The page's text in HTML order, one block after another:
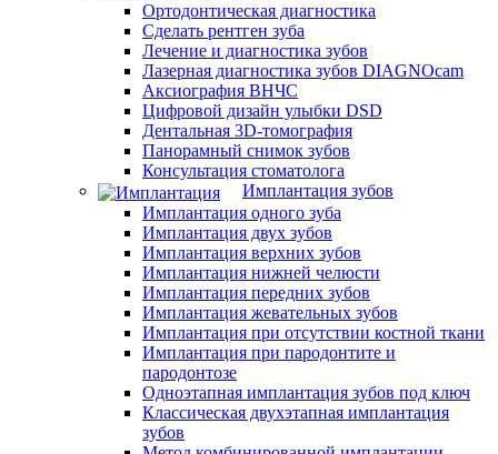
Ортодонтическая диагностика
Сделать рентген зуба
Лечение и диагностика зубов
Лазерная диагностика зубов DIAGNOcam
Аксиография ВНЧС
Цифровой дизайн улыбки DSD
Дентальная 3D-томография
Панорамный снимок зубов
Консультация стоматолога
Имплантация зубов
Имплантация одного зуба
Имплантация двух зубов
Имплантация верхних зубов
Имплантация нижней челюсти
Имплантация передних зубов
Имплантация жевательных зубов
Имплантация при отсутствии костной ткани
Имплантация при пародонтите и
пародонтозе
Одноэтапная имплантация зубов под ключ
Классическая двухэтапная имплантация
зубов